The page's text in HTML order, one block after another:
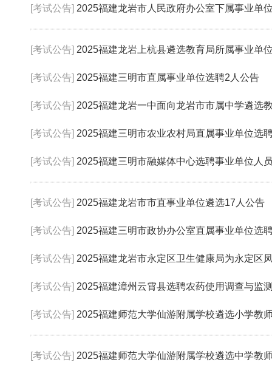
[考试公告] 2025福建龙岩市人民政府办公室下属事业单
[考试公告] 2025福建龙岩上杭县遴选教育局所属事业单
[考试公告] 2025福建三明市直属事业单位选聘2人公告
[考试公告] 2025福建龙岩一中面向龙岩市市属中学遴选
[考试公告] 2025福建三明市农业农村局直属事业单位选
[考试公告] 2025福建三明市融媒体中心选聘事业单位人
[考试公告] 2025福建龙岩市市直事业单位遴选17人公告
[考试公告] 2025福建三明市政协办公室直属事业单位选
[考试公告] 2025福建龙岩市永定区卫生健康局为永定区凤城
[考试公告] 2025福建漳州云霄县选聘农药使用调查与监
[考试公告] 2025福建师范大学仙游附属学校遴选小学教
[考试公告] 2025福建师范大学仙游附属学校遴选中学教